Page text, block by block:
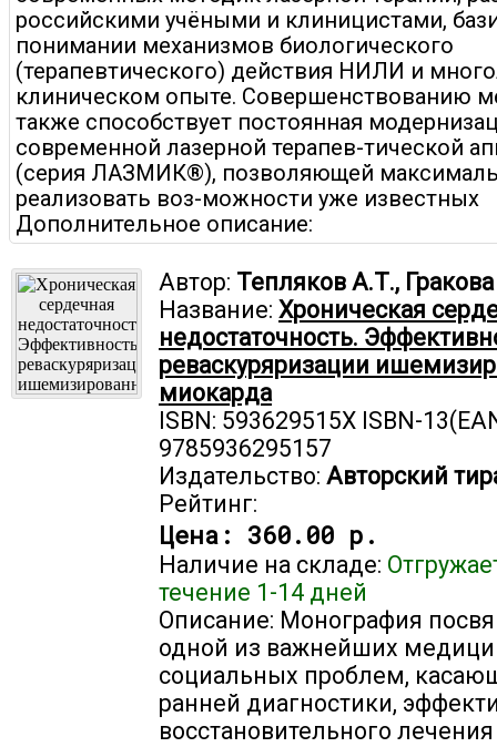
российскими учёными и клиницистами,
понимании механизмов биологического
(терапевтического) действия НИЛИ и
клиническом опыте. Совершенствованию
также способствует постоянная
современной лазерной терапев-тической
(серия ЛАЗМИК®), позволяющей
реализовать воз-можности уже известных
Дополнительное описание:
Автор: Тепляков А.Т.,
Название: Хроническая
недостаточность.
реваскуряризации
миокарда
ISBN: 593629515X ISBN-
9785936295157
Издательство: Авторский
Рейтинг:
Цена: 360.00 р.
Наличие на складе:
течение 1-14 дней
Описание: Монография
одной из важнейших
социальных проблем,
ранней диагностики,
восстановительного